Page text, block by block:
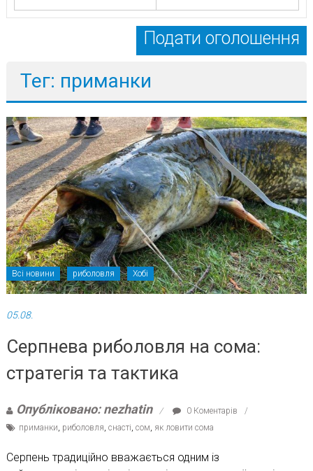
Подати оголошення
Тег: приманки
Всі новини риболовля Хобі
05.08.
Серпнева риболовля на сома:
стратегія та тактика
Опубліковано: nezhatin
0 Коментарів
приманки, риболовля, снасті, сом, як ловити сома
Серпень традиційно вважається одним із